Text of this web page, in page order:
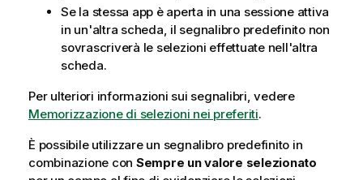
Se la stessa app è aperta in una sessione attiva
in un'altra scheda, il segnalibro predefinito non
sovrascriverà le selezioni effettuate nell'altra
scheda.
Per ulteriori informazioni sui segnalibri, vedere
Memorizzazione di selezioni nei preferiti.
È possibile utilizzare un segnalibro predefinito in
combinazione con Sempre un valore selezionato